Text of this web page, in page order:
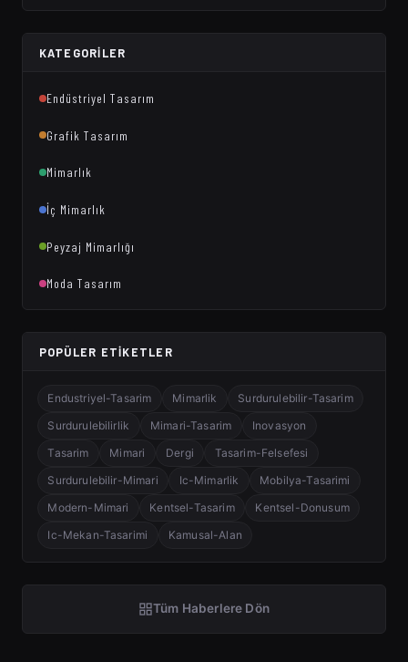
KATEGORILER
Endüstriyel Tasarım
Grafik Tasarım
Mimarlık
İç Mimarlık
Peyzaj Mimarlığı
Moda Tasarım
POPÜLER ETIKETLER
Endustriyel-Tasarim Mimarlik
Surdurulebilir-Tasarim
Surdurulebilirlik
Mimari-Tasarim
Inovasyon
Tasarim
Mimari Dergi
Tasarim-Felsefesi
Surdurulebilir-Mimari
Ic-Mimarlik
Mobilya-Tasarimi
Modern-Mimari
Kentsel-Tasarim
Kentsel-Donusum
Ic-Mekan-Tasarimi
Kamusal-Alan
Tüm Haberlere Dön